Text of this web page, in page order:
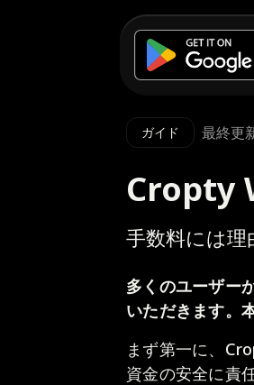
ガイド 最終更
Cropty
手数料には
多くのユーザー
いただきます。
まず第一に、
資金の安全に責